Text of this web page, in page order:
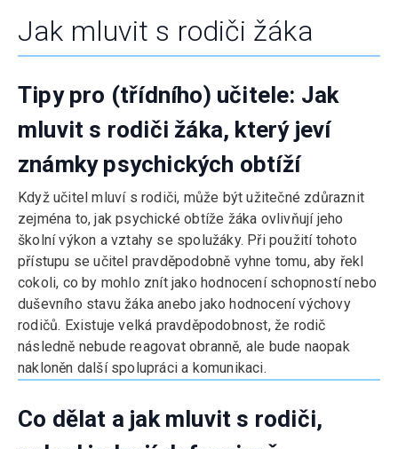
Jak mluvit s rodiči žáka
Tipy pro (třídního) učitele: Jak
mluvit s rodiči žáka, který jeví
známky psychických obtíží
Když učitel mluví s rodiči, může být užitečné zdůraznit
zejména to, jak psychické obtíže žáka ovlivňují jeho
školní výkon a vztahy se spolužáky. Při použití tohoto
přístupu se učitel pravděpodobně vyhne tomu, aby řekl
cokoli, co by mohlo znít jako hodnocení schopností nebo
duševního stavu žáka anebo jako hodnocení výchovy
rodičů. Existuje velká pravděpodobnost, že rodič
následně nebude reagovat obranně, ale bude naopak
nakloněn další spolupráci a komunikaci.
Co dělat a jak mluvit s rodiči,